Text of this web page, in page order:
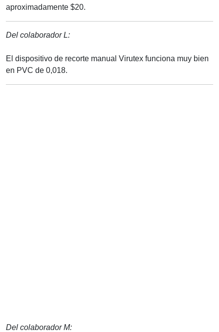
aproximadamente $20.
Del colaborador L:
El dispositivo de recorte manual Virutex funciona muy bien
en PVC de 0,018.
Del colaborador M: